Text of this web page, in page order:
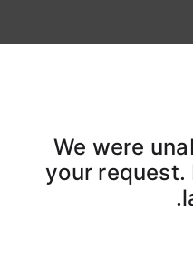
We were
your request.